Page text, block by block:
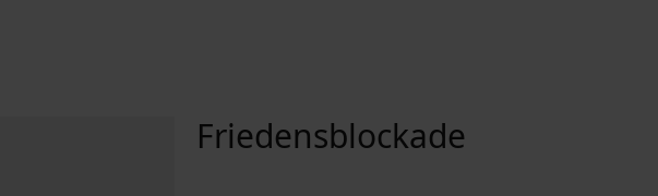
Friedensblockade